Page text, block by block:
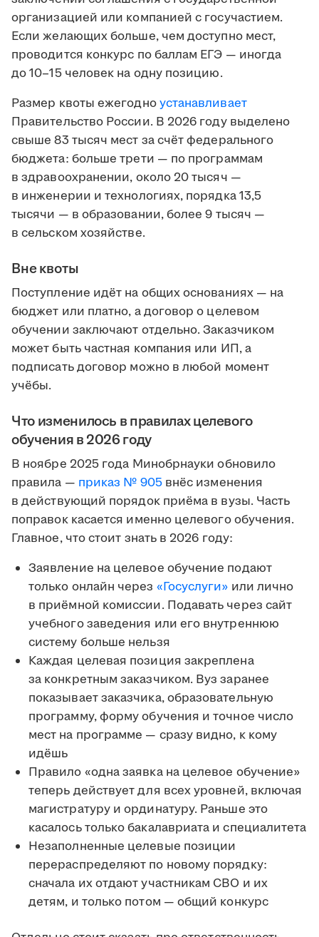
организацией или компанией с госучастием.
Если желающих больше, чем доступно мест,
проводится конкурс по баллам ЕГЭ — иногда
до 10–15 человек на одну позицию.
Размер квоты ежегодноустанавливает
Правительство России. В 2026 году выделено
свыше 83 тысяч мест за счёт федерального
бюджета: больше трети — по программам
в здравоохранении, около 20 тысяч —
в инженерии и технологиях, порядка 13,5
тысячи — в образовании, более 9 тысяч —
в сельском хозяйстве.
Вне квоты
Поступление идёт на общих основаниях — на
бюджет или платно, а договор о целевом
обучении заключают отдельно. Заказчиком
может быть частная компания или ИП, а
подписать договор можно в любой момент
учёбы.
Что изменилось в правилах целевого
обучения в 2026 году
В ноябре 2025 года Минобрнауки обновило
правила — приказ № 905внёс изменения
в действующий порядок приёма в вузы. Часть
поправок касается именно целевого обучения.
Главное, что стоит знать в 2026 году:
Заявление на целевое обучение подают
только онлайн через «Госуслуги» или лично
в приёмной комиссии. Подавать через сайт
учебного заведения или его внутреннюю
систему больше нельзя
Каждая целевая позиция закреплена
за конкретным заказчиком. Вуз заранее
показывает заказчика, образовательную
программу, форму обучения и точное число
мест на программе — сразу видно, к кому
идёшь
Правило «одна заявка на целевое обучение»
теперь действует для всех уровней, включая
магистратуру и ординатуру. Раньше это
касалось только бакалавриата и специалитета
Незаполненные целевые позиции
перераспределяют по новому порядку:
сначала их отдают участникам СВО и их
детям, и только потом — общий конкурс